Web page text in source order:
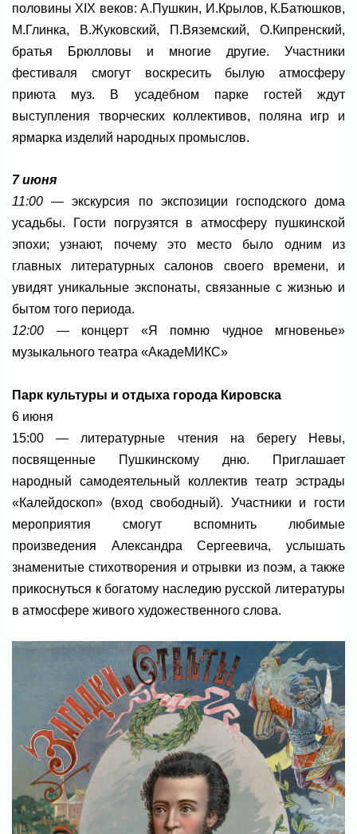
половины XIX веков: А.Пушкин, И.Крылов, К.Батюшков,
М.Глинка, В.Жуковский, П.Вяземский, О.Кипренский,
братья Брюлловы и многие другие. Участники
фестиваля смогут воскресить былую атмосферу
приюта муз. В усадебном парке гостей ждут
выступления творческих коллективов, поляна игр и
ярмарка изделий народных промыслов.
7 июня
11:00 — экскурсия по экспозиции господского дома
усадьбы. Гости погрузятся в атмосферу пушкинской
эпохи; узнают, почему это место было одним из
главных литературных салонов своего времени, и
увидят уникальные экспонаты, связанные с жизнью и
бытом того периода.
12:00 — концерт «Я помню чудное мгновенье»
музыкального театра «АкадеМИКС»
Парк культуры и отдыха города Кировска
6 июня
15:00 — литературные чтения на берегу Невы,
посвященные Пушкинскому дню. Приглашает
народный самодеятельный коллектив театр эстрады
«Калейдоскоп» (вход свободный). Участники и гости
мероприятия смогут вспомнить любимые
произведения Александра Сергеевича, услышать
знаменитые стихотворения и отрывки из поэм, а также
прикоснуться к богатому наследию русской литературы
в атмосфере живого художественного слова.